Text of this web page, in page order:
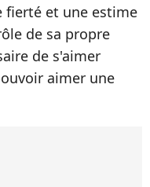
fierté et une estime
de sa propre
de s'aimer
aimer une